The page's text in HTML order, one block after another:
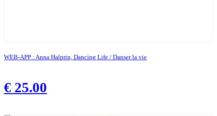
WEB-APP : Anna Halprin, Dancing Life / Danser la vie
€ 25.00